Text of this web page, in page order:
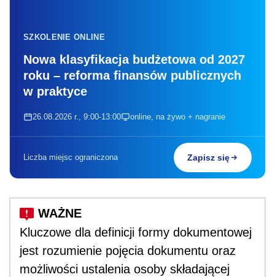
SZKOLENIE ONLINE
Nowa klasyfikacja budżetowa od 2027
roku – reforma finansów publicznych
w praktyce
26.08.2026 r., 9:00-13:00 online, na żywo + nagranie
Liczba miejsc ograniczona Zapisz się
Kluczowe dla definicji formy dokumentowej
jest rozumienie pojęcia dokumentu oraz
możliwości ustalenia osoby składającej